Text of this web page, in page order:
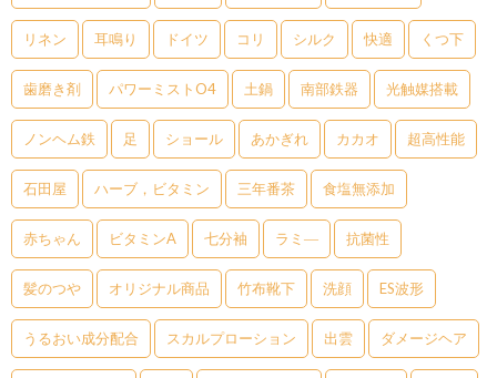
リネン 耳鳴り ドイツ コリ シルク 快適 くつ下
歯磨き剤 パワーミストO4 土鍋 南部鉄器 光触媒搭載
ノンヘム鉄 足 ショール あかぎれ カカオ 超高性能
石田屋 ハーブ，ビタミン 三年番茶 食塩無添加
赤ちゃん ビタミンA 七分袖 ラミ― 抗菌性
髪のつや オリジナル商品 竹布靴下 洗顔 ES波形
うるおい成分配合 スカルプローション 出雲 ダメージヘア